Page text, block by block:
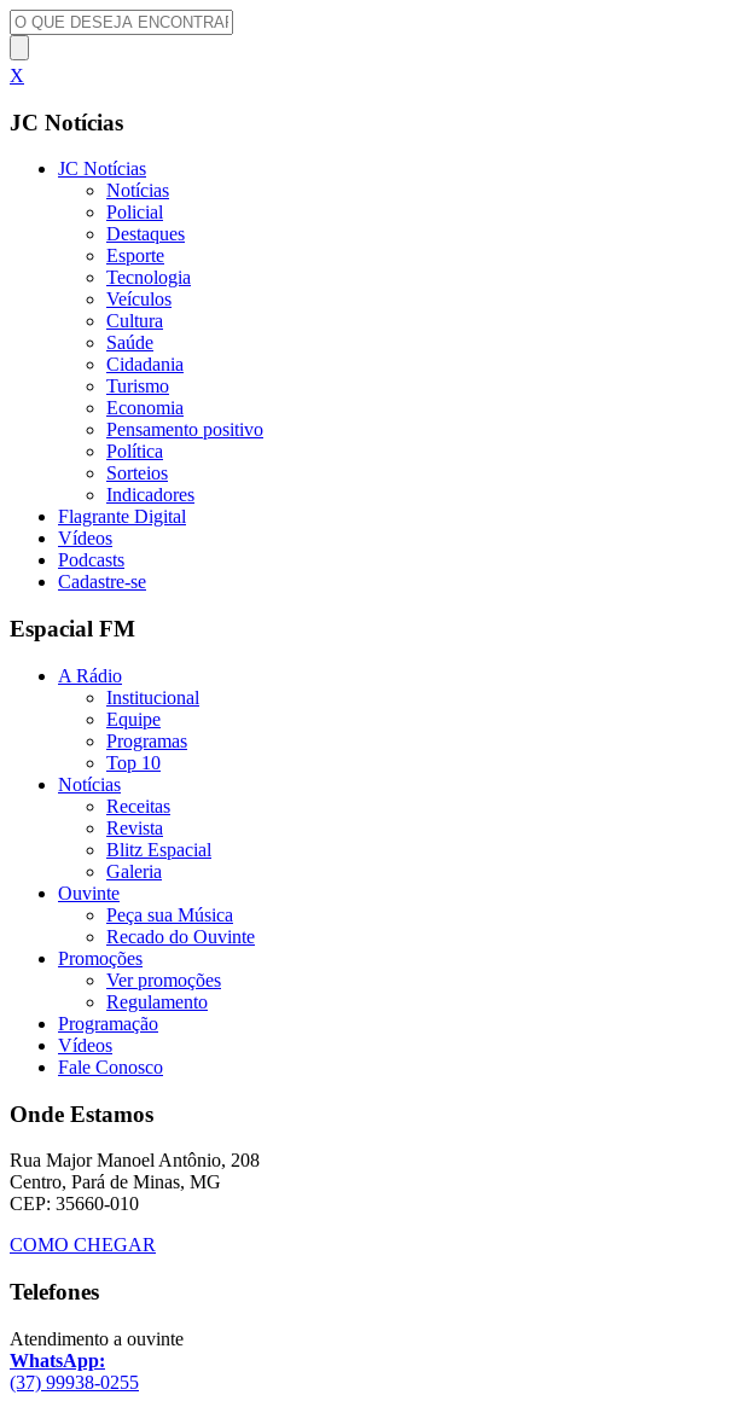
X
JC Notícias
JC Notícias
Notícias
Policial
Destaques
Esporte
Tecnologia
Veículos
Cultura
Saúde
Cidadania
Turismo
Economia
Pensamento positivo
Política
Sorteios
Indicadores
Flagrante Digital
Vídeos
Podcasts
Cadastre-se
Espacial FM
A Rádio
Institucional
Equipe
Programas
Top 10
Notícias
Receitas
Revista
Blitz Espacial
Galeria
Ouvinte
Peça sua Música
Recado do Ouvinte
Promoções
Ver promoções
Regulamento
Programação
Vídeos
Fale Conosco
Onde Estamos
Rua Major Manoel Antônio, 208
Centro, Pará de Minas, MG
CEP: 35660-010
COMO CHEGAR
Telefones
Atendimento a ouvinte
WhatsApp:
(37) 99938-0255